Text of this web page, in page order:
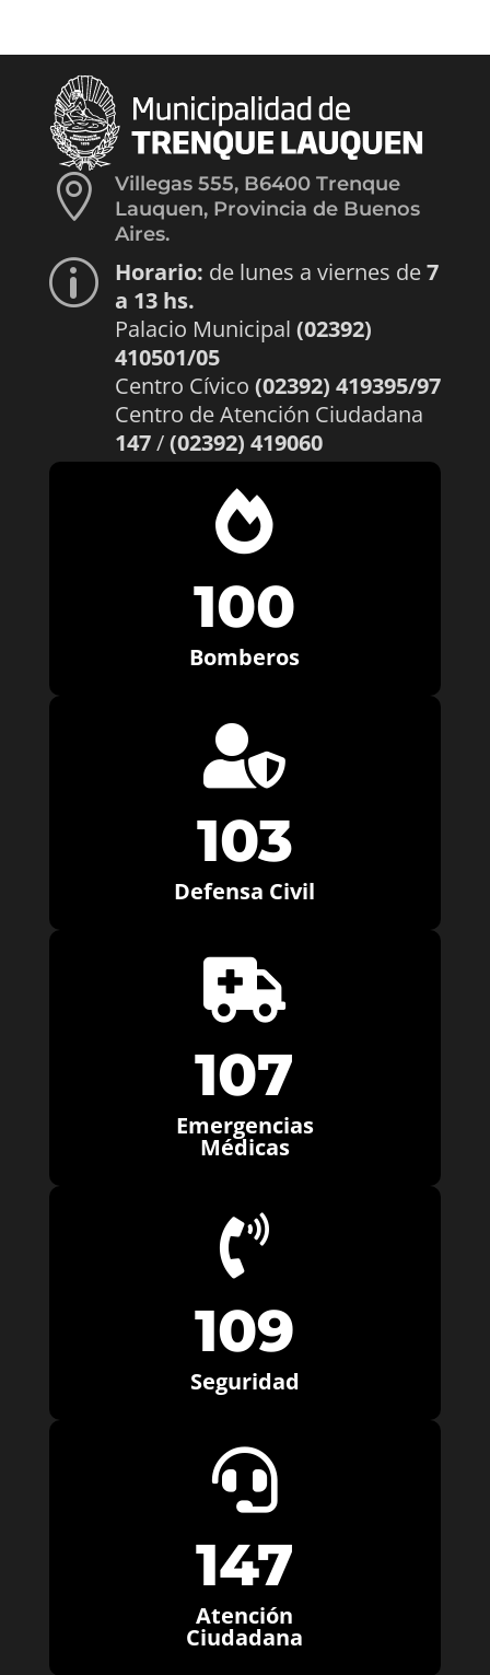

Villegas 555, B6400 Trenque
Lauquen, Provincia de Buenos
Aires.
p Horario: de lunes a viernes de7
a 13 hs.
Palacio Municipal (02392)
410501/05
Centro Cívico (02392) 419395/97
Centro de Atención Ciudadana
147/(02392) 419060

100
Bomberos

103
Defensa Civil

107
Emergencias
Médicas

109
Seguridad

147
Atención
Ciudadana